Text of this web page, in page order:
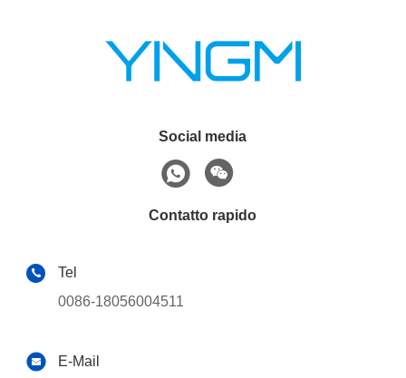
Social media
Contatto rapido
Tel
0086-18056004511
E-Mail